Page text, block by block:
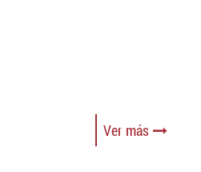
Ver más